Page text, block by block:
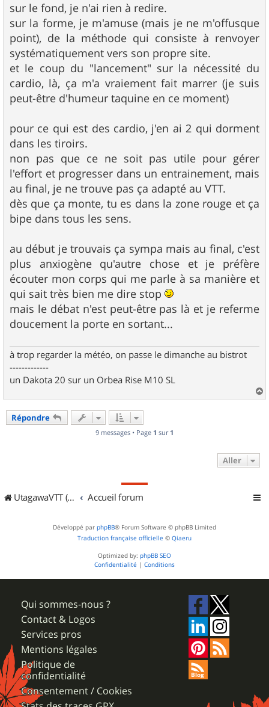
sur le fond, je n'ai rien à redire.
sur la forme, je m'amuse (mais je ne m'offusque
point), de la méthode qui consiste à renvoyer
systématiquement vers son propre site.
et le coup du "lancement" sur la nécessité du
cardio, là, ça m'a vraiement fait marrer (je suis
peut-être d'humeur taquine en ce moment)
pour ce qui est des cardio, j'en ai 2 qui dorment
dans les tiroirs.
non pas que ce ne soit pas utile pour gérer
l'effort et progresser dans un entrainement, mais
au final, je ne trouve pas ça adapté au VTT.
dès que ça monte, tu es dans la zone rouge et ça
bipe dans tous les sens.
au début je trouvais ça sympa mais au final, c'est
plus anxiogène qu'autre chose et je préfère
écouter mon corps qui me parle à sa manière et
qui sait très bien me dire stop
mais le débat n'est peut-être pas là et je referme
doucement la porte en sortant...
à trop regarder la météo, on passe le dimanche au bistrot
-------------
un Dakota 20 sur un Orbea Rise M10 SL
a
Répondre
9 messages • Page 1 sur 1
Aller
UtagawaVTT (Randos VTT et VTTAE avec traces GPS) Accueil forum
Développé par phpBB® Forum Software © phpBB Limited
Traduction française officielle © Qiaeru
Optimized by: phpBB SEO
Confidentialité | Conditions
Qui sommes-nous ?
Contact & Logos
Services pros
Mentions légales
Politique de
confidentialité
Consentement / Cookies